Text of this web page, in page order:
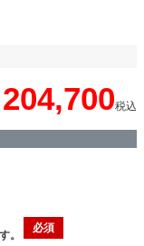
204,700税込
。